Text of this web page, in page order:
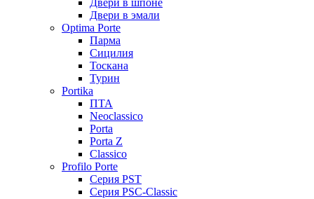
Двери в шпоне
Двери в эмали
Optima Porte
Парма
Сицилия
Тоскана
Турин
Portika
ПТА
Neoclassico
Porta
Porta Z
Classico
Profilo Porte
Серия PST
Серия PSC-Classic